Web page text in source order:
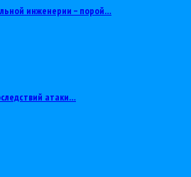
инженерии – порой…
атаки…